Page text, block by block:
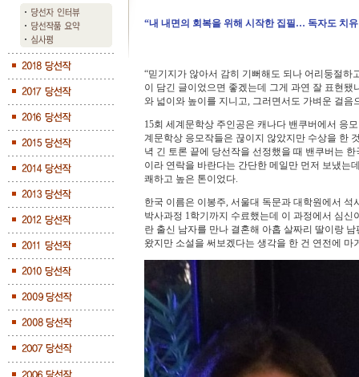
“내 내면의 회복을 위해 시작한 집필… 독자도 치
“믿기지가 않아서 감히 기뻐해도 되나 어리둥절
이 담긴 글이었으면 좋겠는데 그게 과연 잘 표현
와 넓이와 높이를 지니고, 그러면서도 가벼운 걸음
15회 세계문학상 주인공은 캐나다 밴쿠버에서 응
계문학상 응모작들은 끊이지 않았지만 수상을 한
녁 긴 토론 끝에 당선작을 선정했을 때 밴쿠버는
이라 연락을 바란다는 간단한 메일만 먼저 보냈는
쾌하고 높은 톤이었다.
한국 이름은 이봉주, 서울대 독문과 대학원에서
박사과정 1학기까지 수료했는데 이 과정에서 심
란 출신 남자를 만나 결혼해 아홉 살짜리 딸이랑
왔지만 소설을 써보겠다는 생각을 한 건 연전에 마